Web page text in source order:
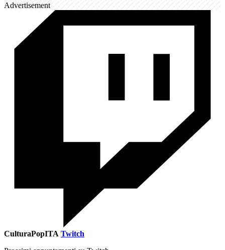
Advertisement
CulturaPopITA Twitch